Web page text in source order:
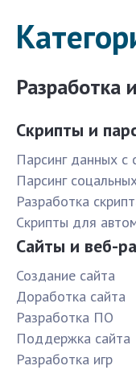
Разработка
Скрипты и
Парсинг данных с
Парсинг
Разработка
Скрипты для
Сайты и веб-
Создание сайта
Доработка сайта
Разработка ПО
Поддержка сайта
Разработка игр